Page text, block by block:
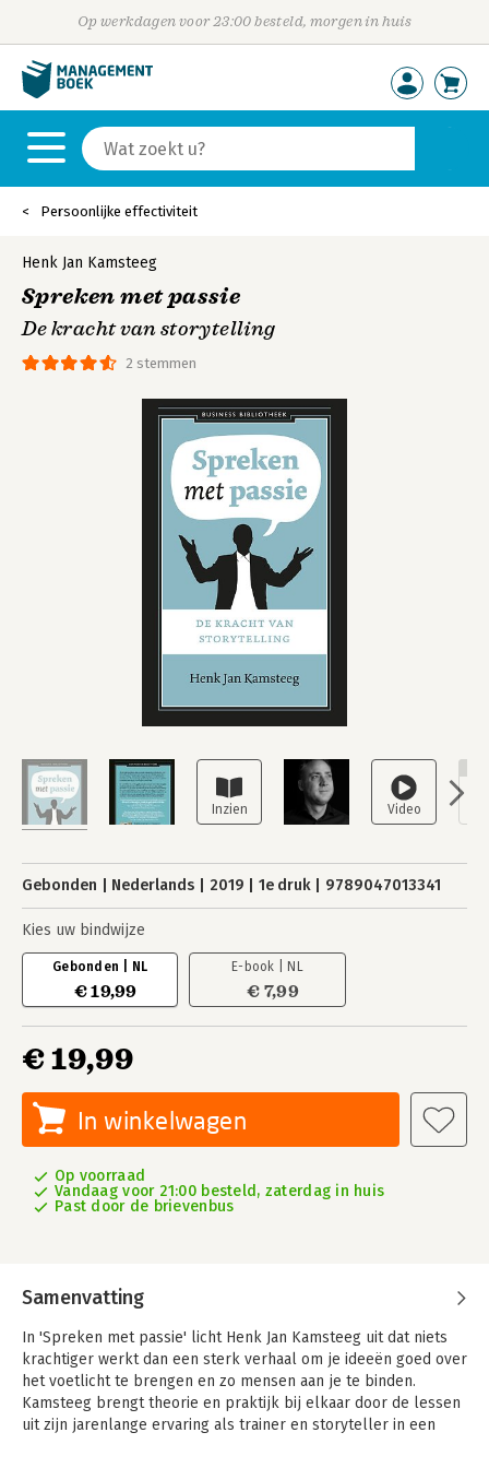
Op werkdagen voor 23:00 besteld, morgen in huis
Persoonlijke effectiviteit
2 stemmen
Henk Jan Kamsteeg
Spreken met passie
De kracht van storytelling
Gebonden Nederlands 2019 1e druk 9789047013341
Kies uw bindwijze
Gebonden | NL
€ 19,99
E-book | NL
€ 7,99
€ 19,99
In winkelwagen
Op voorraad
Vandaag voor 21:00 besteld, zaterdag in huis
Past door de brievenbus
Samenvatting
In 'Spreken met passie' licht Henk Jan Kamsteeg uit dat niets
krachtiger werkt dan een sterk verhaal om je ideeën goed over
het voetlicht te brengen en zo mensen aan je te binden.
Kamsteeg brengt theorie en praktijk bij elkaar door de lessen
uit zijn jarenlange ervaring als trainer en storyteller in een